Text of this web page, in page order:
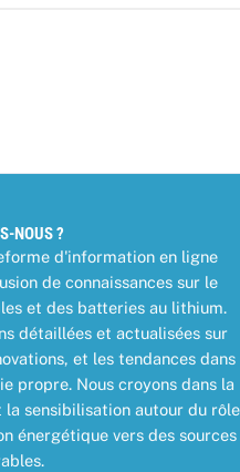
NOUS ?
d'information en ligne
de connaissances sur le
et des batteries au lithium.
détaillées et actualisées sur
et les tendances dans
propre. Nous croyons dans la
sensibilisation autour du rôle
énergétique vers des sources